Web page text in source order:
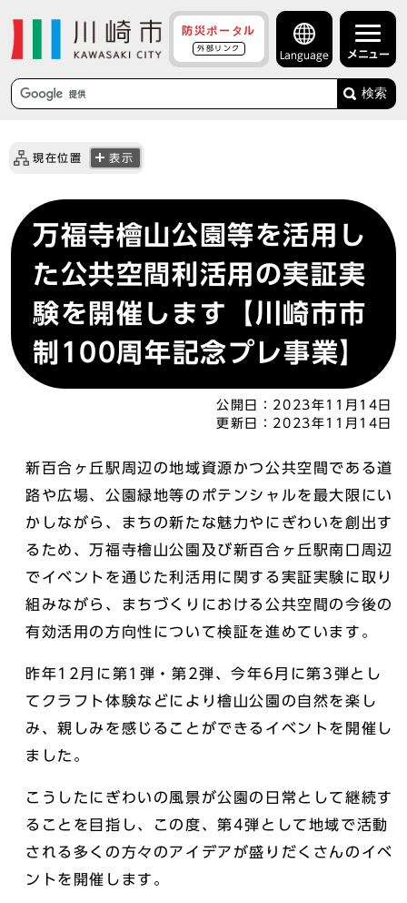
防災ポータル
外部リンク
Language メニュー
検索
現在位置 表示
万福寺檜山公園等を活用し
た公共空間利活用の実証実
験を開催します【川崎市市
制100周年記念プレ事業】
公開日： 2023年11月14日
更新日： 2023年11月14日
新百合ヶ丘駅周辺の地域資源かつ公共空間である道
路や広場、公園緑地等のポテンシャルを最大限にい
かしながら、まちの新たな魅力やにぎわいを創出す
るため、万福寺檜山公園及び新百合ヶ丘駅南口周辺
でイベントを通じた利活用に関する実証実験に取り
組みながら、まちづくりにおける公共空間の今後の
有効活用の方向性について検証を進めています。
昨年12月に第1弾・第2弾、今年6月に第3弾とし
てクラフト体験などにより檜山公園の自然を楽し
み、親しみを感じることができるイベントを開催し
ました。
こうしたにぎわいの風景が公園の日常として継続す
ることを目指し、この度、第4弾として地域で活動
される多くの方々のアイデアが盛りだくさんのイベ
ントを開催します。